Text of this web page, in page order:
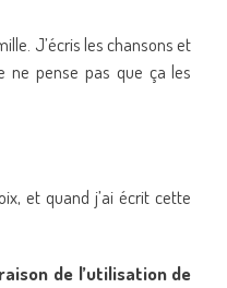
J’écris les chansons et
ne pense pas que ça les
et quand j’ai écrit cette
de l’utilisation de